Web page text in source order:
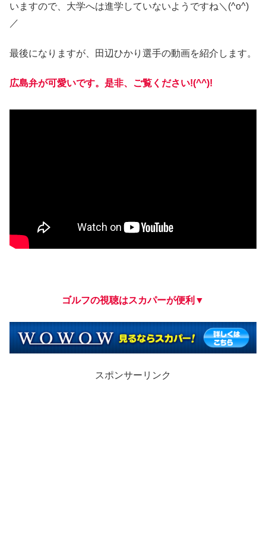
いますので、大学へは進学していないようですね＼(^o^)
／
最後になりますが、田辺ひかり選手の動画を紹介します。
広島弁が可愛いです。是非、ご覧ください!(^^)!
ゴルフの視聴はスカパーが便利▼
スポンサーリンク